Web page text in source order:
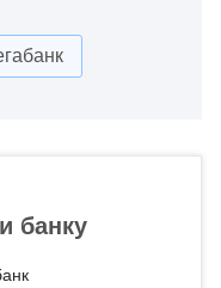
банку